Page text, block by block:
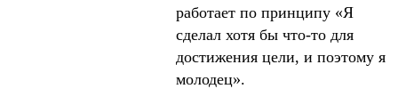
работает по принципу «Я
сделал хотя бы что-то для
достижения цели, и поэтому я
молодец».